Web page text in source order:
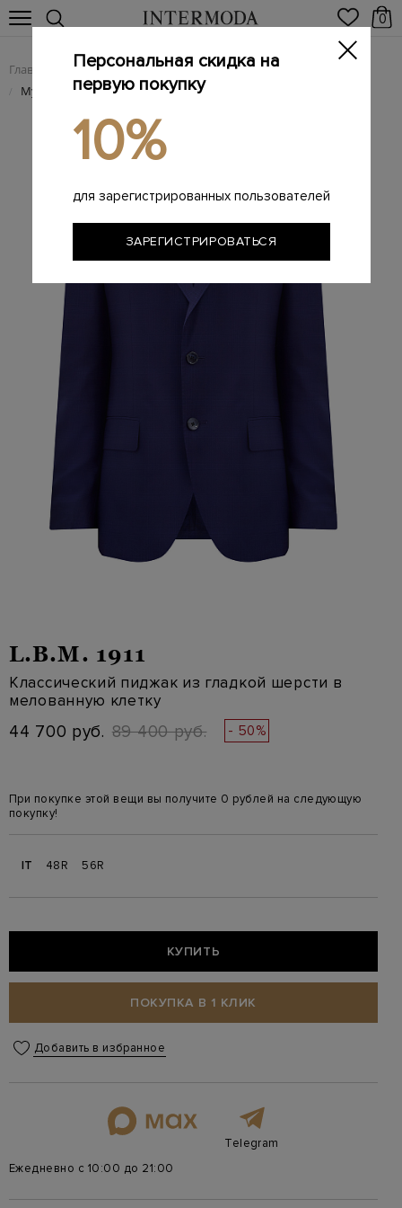
0
Главная Мужчинам / Одежда / Пиджаки
/ Мужские пиджаки
L.B.M. 1911
Классический пиджак из гладкой шерсти в
мелованную клетку
44 700 руб. 89 400 руб. - 50%
При покупке этой вещи вы получите 0 рублей на следующую
покупку!
IT 48R 56R
КУПИТЬ
ПОКУПКА В 1 КЛИК
Добавить в избранное
Telegram
Ежедневно с 10:00 до 21:00
Персональная скидка на
первую покупку
10%
для зарегистрированных пользователей
ЗАРЕГИСТРИРОВАТЬСЯ